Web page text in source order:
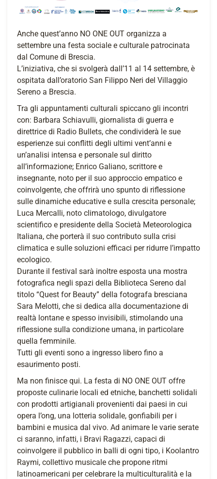
Anche quest’anno NO ONE OUT organizza a
settembre una festa sociale e culturale patrocinata
dal Comune di Brescia.
L’iniziativa, che si svolgerà dall’11 al 14 settembre, è
ospitata dall’oratorio San Filippo Neri del Villaggio
Sereno a Brescia.
Tra gli appuntamenti culturali spiccano gli incontri
con: Barbara Schiavulli, giornalista di guerra e
direttrice di Radio Bullets, che condividerà le sue
esperienze sui conflitti degli ultimi vent’anni e
un’analisi intensa e personale sul diritto
all’informazione; Enrico Galiano, scrittore e
insegnante, noto per il suo approccio empatico e
coinvolgente, che offrirà uno spunto di riflessione
sulle dinamiche educative e sulla crescita personale;
Luca Mercalli, noto climatologo, divulgatore
scientifico e presidente della Società Meteorologica
Italiana, che porterà il suo contributo sulla crisi
climatica e sulle soluzioni efficaci per ridurre l’impatto
ecologico.
Durante il festival sarà inoltre esposta una mostra
fotografica negli spazi della Biblioteca Sereno dal
titolo “Quest for Beauty” della fotografa bresciana
Sara Melotti, che si dedica alla documentazione di
realtà lontane e spesso invisibili, stimolando una
riflessione sulla condizione umana, in particolare
quella femminile.
Tutti gli eventi sono a ingresso libero fino a
esaurimento posti.
Ma non finisce qui. La festa di NO ONE OUT offre
proposte culinarie locali ed etniche, banchetti solidali
con prodotti artigianali provenienti dai paesi in cui
opera l’ong, una lotteria solidale, gonfiabili per i
bambini e musica dal vivo. Ad animare le varie serate
ci saranno, infatti, i Bravi Ragazzi, capaci di
coinvolgere il pubblico in balli di ogni tipo, i Koolantro
Raymi, collettivo musicale che propone ritmi
latinoamericani per celebrare la multiculturalità e la